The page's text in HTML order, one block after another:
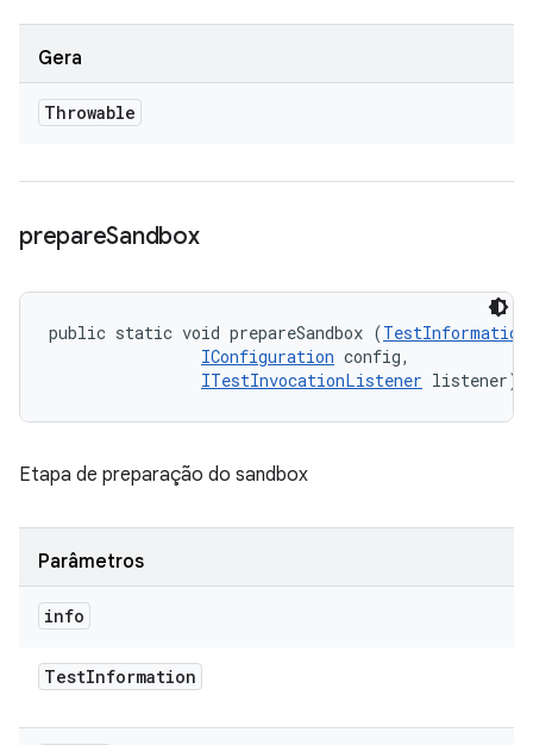
Gera
Throwable
prepareSandbox
public static void prepareSandbox (TestInformation
IConfiguration config,
ITestInvocationListener listener)
Etapa de preparação do sandbox
Parâmetros
info
TestInformation